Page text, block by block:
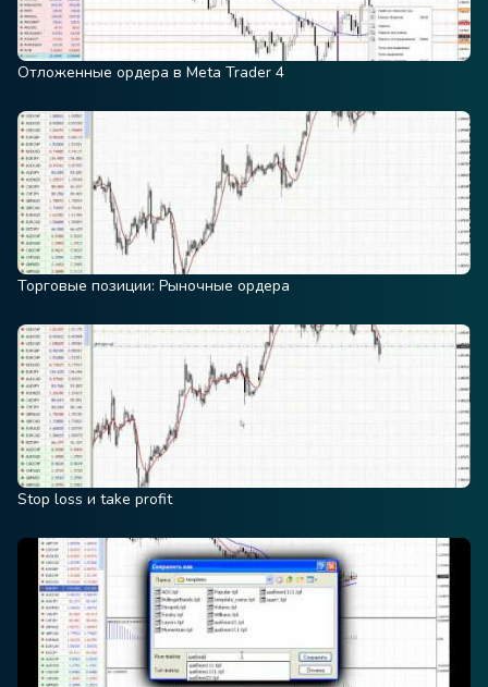
Отложенные ордера в Meta Trader 4
Торговые позиции: Рыночные ордера
Stop loss и take profit